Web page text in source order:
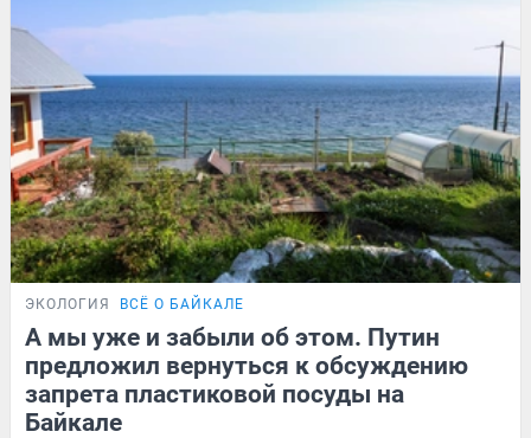
ЭКОЛОГИЯ ВСЁ О БАЙКАЛЕ
А мы уже и забыли об этом. Путин
предложил вернуться к обсуждению
запрета пластиковой посуды на
Байкале